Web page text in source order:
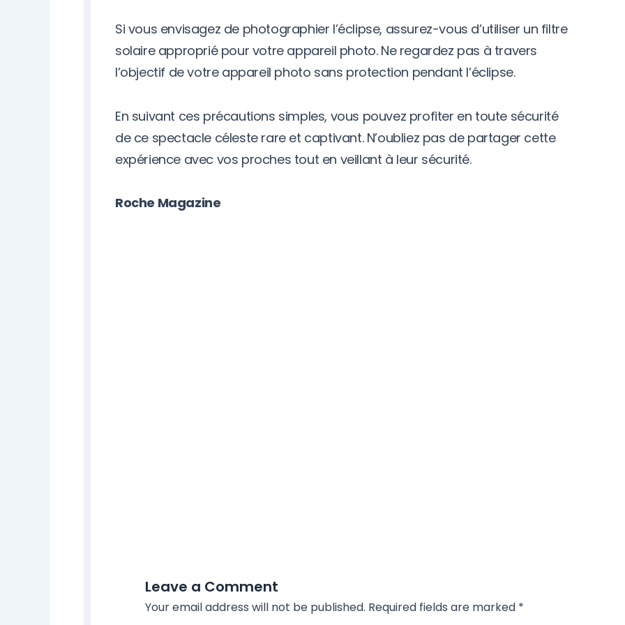
Si vous envisagez de photographier l’éclipse, assurez-vous d’utiliser un filtre
solaire approprié pour votre appareil photo. Ne regardez pas à travers
l’objectif de votre appareil photo sans protection pendant l’éclipse.
En suivant ces précautions simples, vous pouvez profiter en toute sécurité
de ce spectacle céleste rare et captivant. N’oubliez pas de partager cette
expérience avec vos proches tout en veillant à leur sécurité.
Roche Magazine
Leave a Comment
Your email address will not be published. Required fields are marked *